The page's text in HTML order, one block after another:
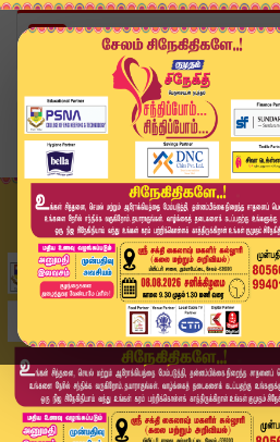
Home
வீடியோ ஸ்டோரி
Headlines Now | 3 PM